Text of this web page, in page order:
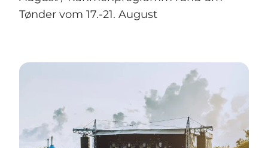
Tønder vom 17.-21. August